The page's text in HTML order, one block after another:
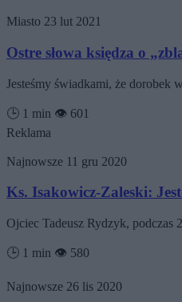
Miasto 23 lut 2021
Ostre słowa księdza o
Jesteśmy świadkami, że dorobek
🕒 1 min 👁️ 601
Reklama
Najnowsze 11 gru 2020
Ks. Isakowicz-Zaleski:
Ojciec Tadeusz Rydzyk, podczas
🕒 1 min 👁️ 580
Najnowsze 26 lis 2020